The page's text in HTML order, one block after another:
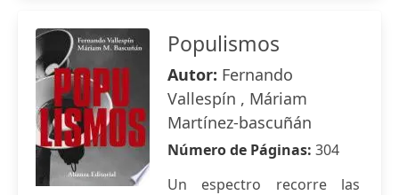
Populismos
Autor: Fernando
Vallespín , Máriam
Martínez-bascuñán
Número de Páginas: 304
Un espectro recorre las